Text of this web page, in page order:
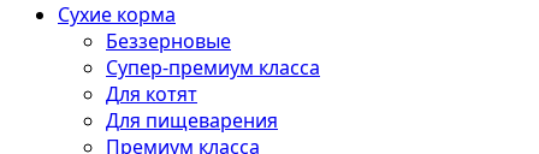
Сухие корма
Беззерновые
Супер-премиум класса
Для котят
Для пищеварения
Премиум класса